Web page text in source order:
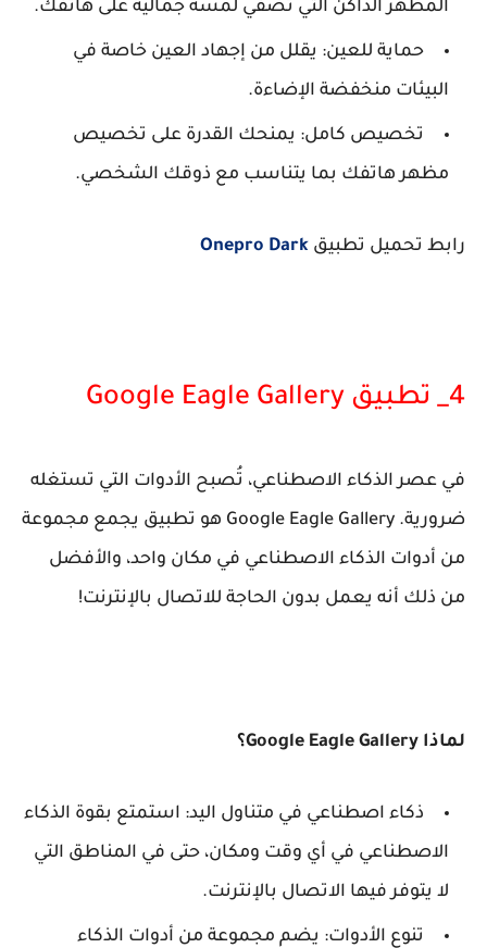
المظهر الداكن التي تضفي لمسة جمالية على هاتفك.
حماية للعين: يقلل من إجهاد العين خاصة في
البيئات منخفضة الإضاءة.
تخصيص كامل: يمنحك القدرة على تخصيص
مظهر هاتفك بما يتناسب مع ذوقك الشخصي.
رابط تحميل تطبيق Onepro Dark
4_ تطبيق Google Eagle Gallery
في عصر الذكاء الاصطناعي، تُصبح الأدوات التي تستغله
ضرورية. Google Eagle Gallery هو تطبيق يجمع مجموعة
من أدوات الذكاء الاصطناعي في مكان واحد، والأفضل
من ذلك أنه يعمل بدون الحاجة للاتصال بالإنترنت!
لماذا Google Eagle Gallery؟
ذكاء اصطناعي في متناول اليد: استمتع بقوة الذكاء
الاصطناعي في أي وقت ومكان، حتى في المناطق التي
لا يتوفر فيها الاتصال بالإنترنت.
تنوع الأدوات: يضم مجموعة من أدوات الذكاء